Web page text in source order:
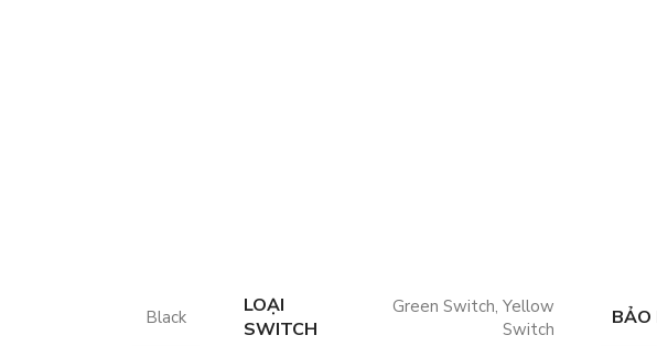
Black
LOẠI
SWITCH
Green Switch, Yellow
Switch
BẢO